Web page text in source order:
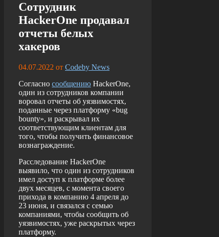
Сотрудник
HackerOne продавал
отчеты белых
хакеров
04.07.2022 от Codeby News
Согласно сообщению HackerOne,
один из сотрудников компании
воровал отчеты об уязвимостях,
поданные через платформу «bug
bounty», и раскрывал их
соответствующим клиентам для
того, чтобы получить финансовое
вознаграждение.
Расследование HackerOne
выявило, что один из сотрудников
имел доступ к платформе более
двух месяцев, с момента своего
прихода в компанию 4 апреля до
23 июня, и связался с семью
компаниями, чтобы сообщить об
уязвимостях, уже раскрытых через
платформу.